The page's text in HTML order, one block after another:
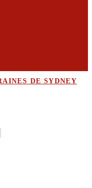
DE SYDNEY